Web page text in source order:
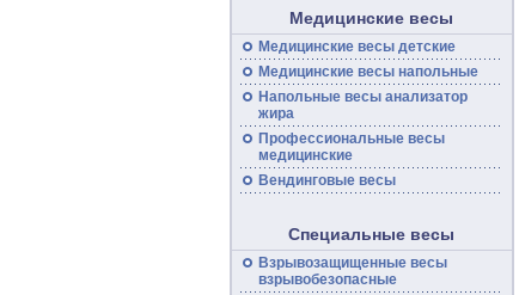
Медицинские весы
Медицинские весы детские
Медицинские весынапольные
Напольные весыанализатор
жира
Профессиональные весы
медицинские
Вендинговые весы
Специальные весы
Взрывозащищенные весы
взрывобезопасные